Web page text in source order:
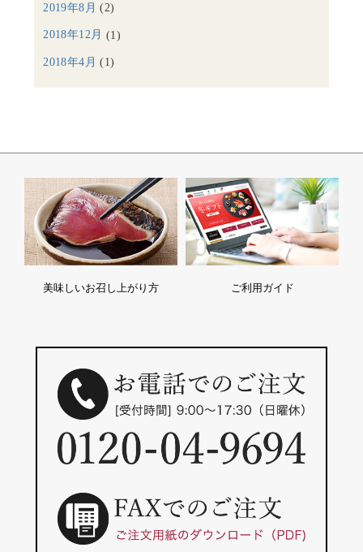
2019年8月 (2)
2018年12月 (1)
2018年4月 (1)
美味しいお召し上がり方 ご利用ガイド